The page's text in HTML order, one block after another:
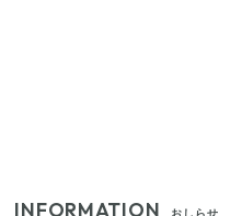
INFORMATION